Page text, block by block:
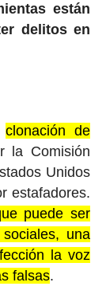
están
delitos en
clonación de
la Comisión
Unidos
estafadores.
puede ser
una
la voz
falsas.